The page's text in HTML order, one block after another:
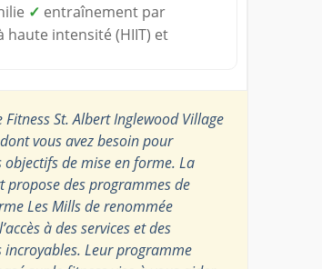
✓ entraînement par
haute intensité (HIIT) et
Fitness St. Albert Inglewood Village
vous avez besoin pour
objectifs de mise en forme. La
propose des programmes de
Les Mills de renommée
à des services et des
incroyables. Leur programme